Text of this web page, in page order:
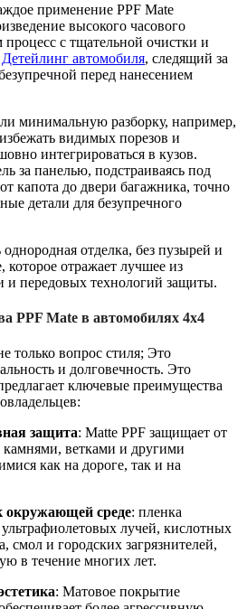
применение PPF Mate
высокого часового
с тщательной очистки и
Детейлинг автомобиля, следящий за
перед нанесением
минимальную разборку, например,
видимых порезов и
интегрироваться в кузов.
за панелью, подстраиваясь под
капота до двери багажника, точно
детали для безупречного
однородная отделка, без пузырей и
которое отражает лучшее из
и передовых технологий защиты.
PPF Mate в автомобилях 4х4
только вопрос стиля; Это
и долговечность. Это
ключевые преимущества
защита: Matte PPF защищает от
камнями, ветками и другими
как на дороге, так и на
окружающей среде: пленка
ультрафиолетовых лучей, кислотных
смол и городских загрязнителей,
в течение многих лет.
: Матовое покрытие